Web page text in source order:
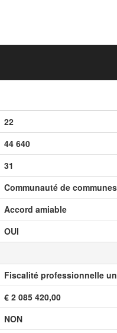
22
44 640
31
Communauté de communes
Accord amiable
OUI
Fiscalité professionnelle
€ 2 085 420,00
NON